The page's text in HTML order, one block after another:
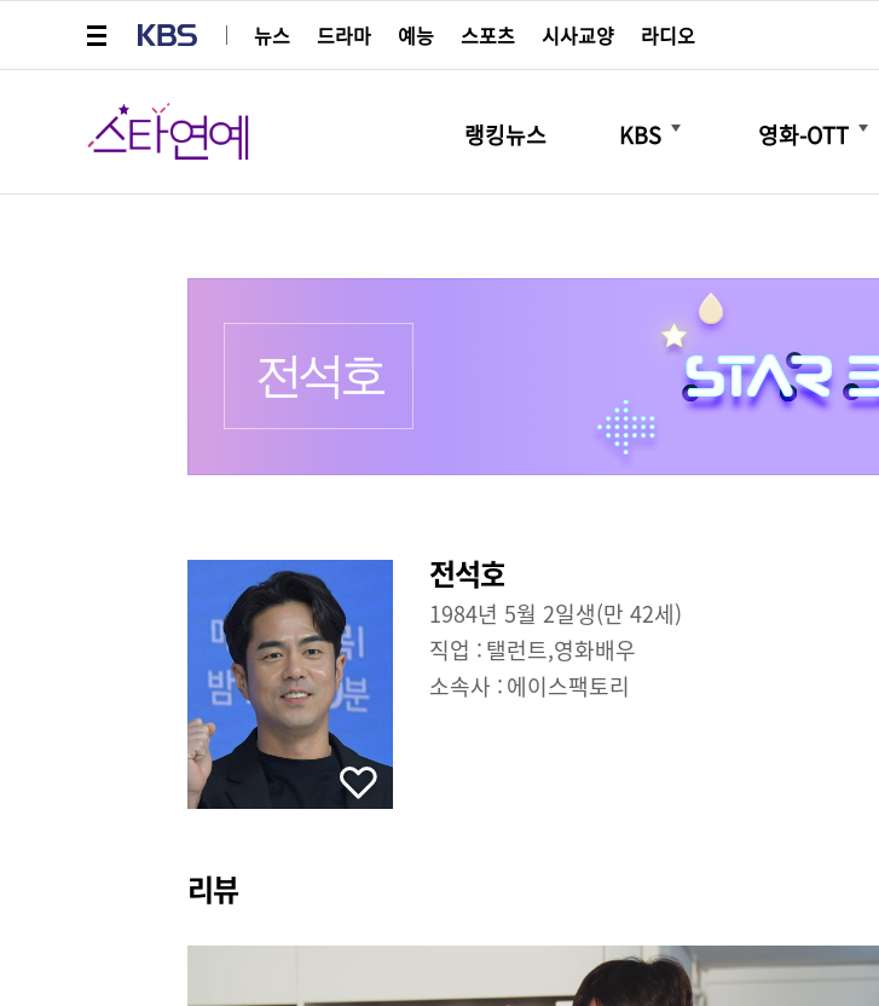
뉴스
드라마 예능 스포츠 시사교양 라디오
스타연예
랭킹뉴스 KBS
더보기
영화-OTT
더보기
전석호
프로필
전석호
출생 :
1984년 5월 2일생(만 42세)
직업 :탤런트,영화배우
소속사 :에이스팩토리
리뷰